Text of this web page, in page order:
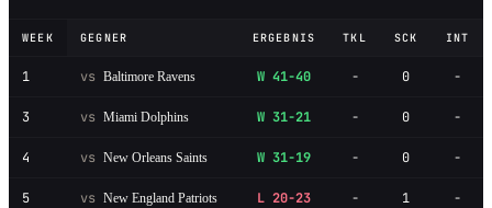
WEEK GEGNER ERGEBNIS TKL SCK INT
1 vs Baltimore Ravens W 41-40 - 0 -
3 vs Miami Dolphins W 31-21 - 0 -
4 vs New Orleans Saints W 31-19 - 0 -
5 vs New England Patriots L 20-23 - 1 -